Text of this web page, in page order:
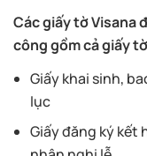
Các giấy tờ Visana
công gồm cả giấy
Giấy khai sinh,
lục
Giấy đăng ký kết